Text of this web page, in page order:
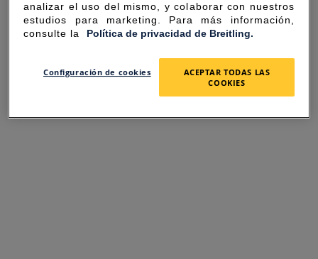
SORRY FOR THE
INCONVENIENCE
analizar el uso del mismo, y colaborar con nuestros
estudios para marketing. Para más información,
consulte la Política de privacidad de Breitling.
Configuración de cookies
ACEPTAR TODAS LAS
COOKIES